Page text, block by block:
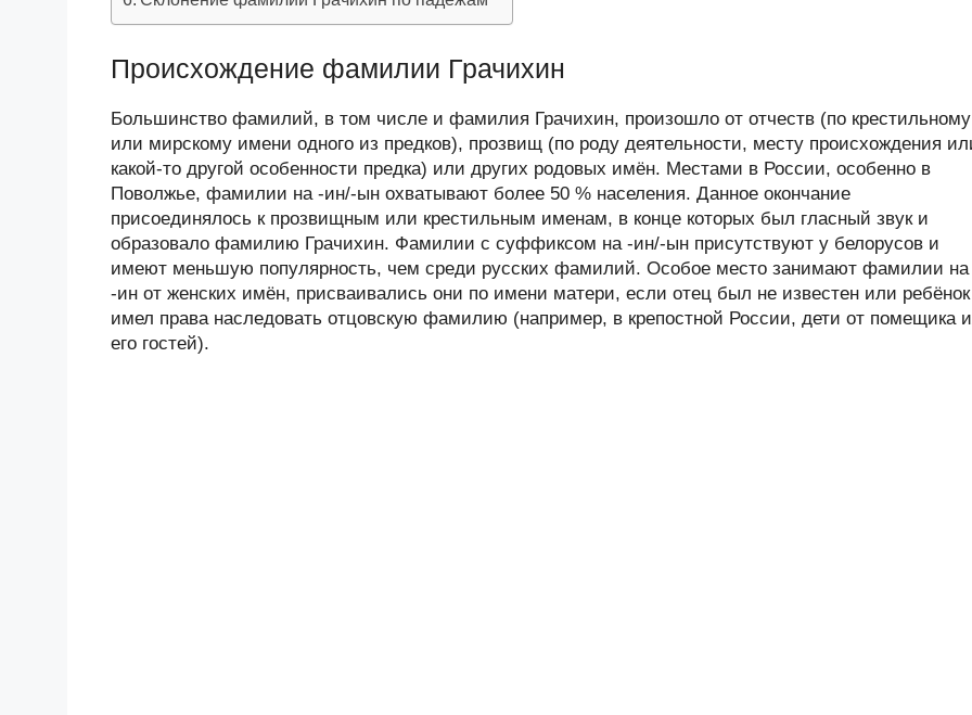
Происхождение фамилии Грачихин
Большинство фамилий, в том числе и фамилия Грачихин, произошло от отчеств (по крестильному
или мирскому имени одного из предков), прозвищ (по роду деятельности, месту происхождения
какой-то другой особенности предка) или других родовых имён. Местами в России, особенно в
Поволжье, фамилии на -ин/-ын охватывают более 50 % населения. Данное окончание
присоединялось к прозвищным или крестильным именам, в конце которых был гласный звук и
образовало фамилию Грачихин. Фамилии с суффиксом на -ин/-ын присутствуют у белорусов и
имеют меньшую популярность, чем среди русских фамилий. Особое место занимают фамилии на
-ин от женских имён, присваивались они по имени матери, если отец был не известен или
имел права наследовать отцовскую фамилию (например, в крепостной России, дети от помещика
его гостей).